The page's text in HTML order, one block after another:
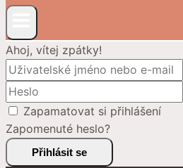
Ahoj, vítej zpátky!
Zapamatovat si přihlášení
Zapomenuté heslo?
Přihlásit se